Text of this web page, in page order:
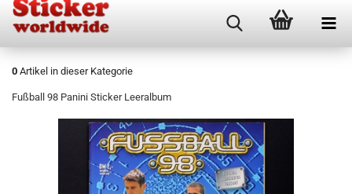
0 Artikel in dieser Kategorie
Fußball 98 Panini Sticker Leeralbum